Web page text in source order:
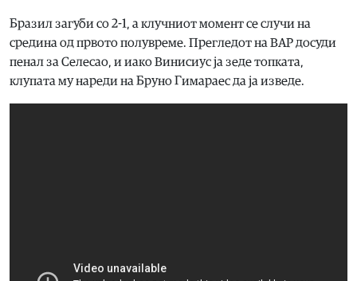
Бразил загуби со 2-1, а клучниот момент се случи на
средина од првото полувреме. Прегледот на ВАР досуди
пенал за Селесао, и иако Винисиус ја зеде топката,
клупата му нареди на Бруно Гимараес да ја изведе.